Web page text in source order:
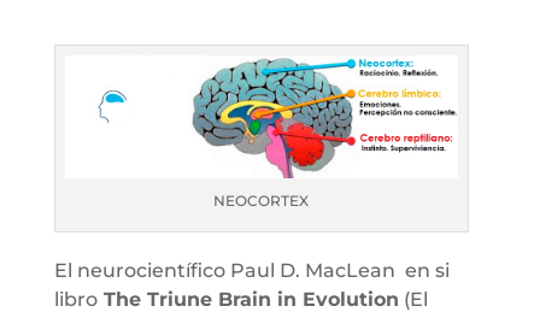
NEOCORTEX
El neurocientífico Paul D. MacLean en si
libroThe Triune Brain in Evolution (El